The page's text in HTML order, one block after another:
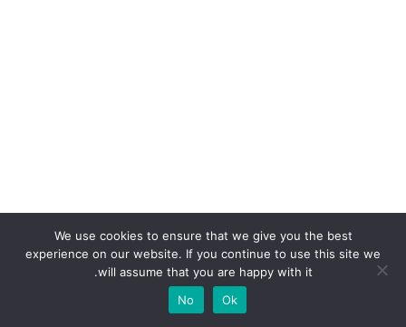
We use cookies to ensure that we give you the best
experience on our website. If you continue to use this site we
will assume that you are happy with it.
Ok
No